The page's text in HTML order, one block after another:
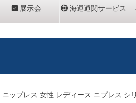
뀇 展示会 뀁 海運通関サービス
ニップレス 女性 レディース ニプレス シ